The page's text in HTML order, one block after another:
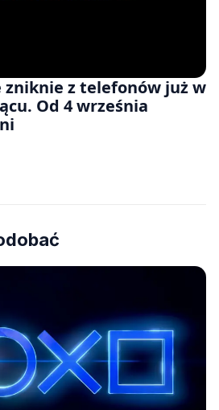
zniknie z telefonów już w
Od 4 września